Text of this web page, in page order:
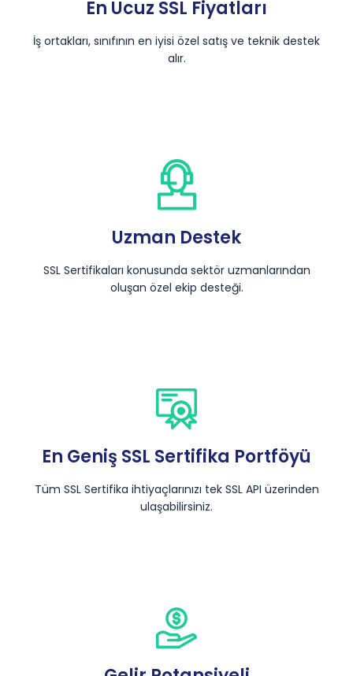
En Ucuz SSL Fiyatları
İş ortakları, sınıfının en iyisi özel satış ve teknik destek
alır.
Uzman Destek
SSL Sertifikaları konusunda sektör uzmanlarından
oluşan özel ekip desteği.
En Geniş SSL Sertifika Portföyü
Tüm SSL Sertifika ihtiyaçlarınızı tek SSL API üzerinden
ulaşabilirsiniz.